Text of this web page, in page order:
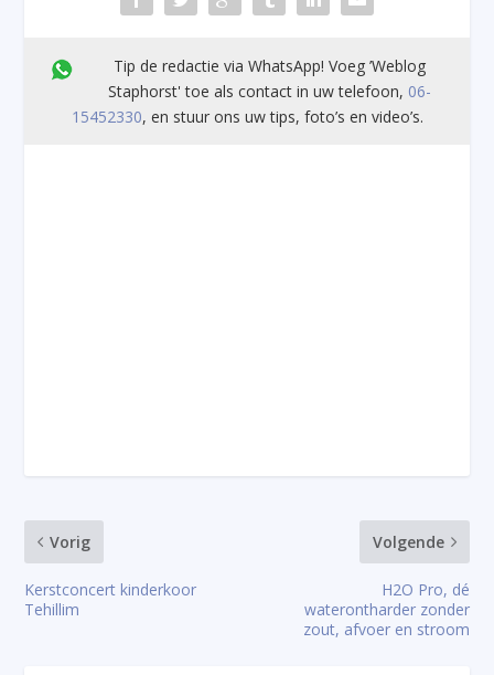
Tip de redactie via WhatsApp! Voeg ’Weblog
Staphorst' toe als contact in uw telefoon, 06-
15452330, en stuur ons uw tips, foto’s en video’s.
Vorig
Kerstconcert kinderkoor
Tehillim
Volgende
H2O Pro, dé
waterontharder zonder
zout, afvoer en stroom